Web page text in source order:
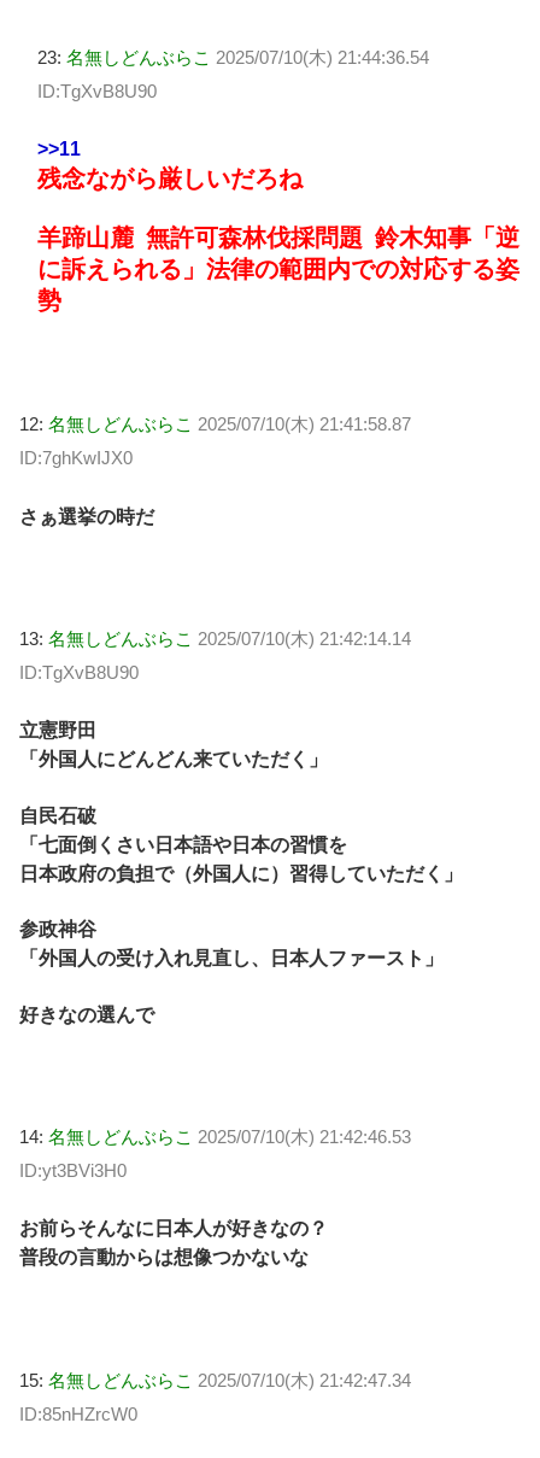
23: 名無しどんぶらこ 2025/07/10(木) 21:44:36.54
ID:TgXvB8U90
>>11
残念ながら厳しいだろね
羊蹄山麓 無許可森林伐採問題 鈴木知事「逆
に訴えられる」法律の範囲内での対応する姿
勢
12: 名無しどんぶらこ 2025/07/10(木) 21:41:58.87
ID:7ghKwIJX0
さぁ選挙の時だ
13: 名無しどんぶらこ 2025/07/10(木) 21:42:14.14
ID:TgXvB8U90
立憲野田
「外国人にどんどん来ていただく」
自民石破
「七面倒くさい日本語や日本の習慣を
日本政府の負担で（外国人に）習得していただく」
参政神谷
「外国人の受け入れ見直し、日本人ファースト」
好きなの選んで
14: 名無しどんぶらこ 2025/07/10(木) 21:42:46.53
ID:yt3BVi3H0
お前らそんなに日本人が好きなの？
普段の言動からは想像つかないな
15: 名無しどんぶらこ 2025/07/10(木) 21:42:47.34
ID:85nHZrcW0